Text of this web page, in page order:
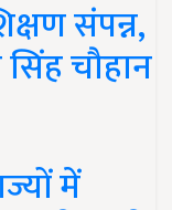
संपन्न,
सिंह चौहान
में